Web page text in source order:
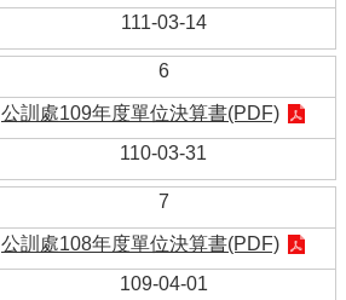
111-03-14
6
公訓處109年度單位決算書(PDF)
110-03-31
7
公訓處108年度單位決算書(PDF)
109-04-01